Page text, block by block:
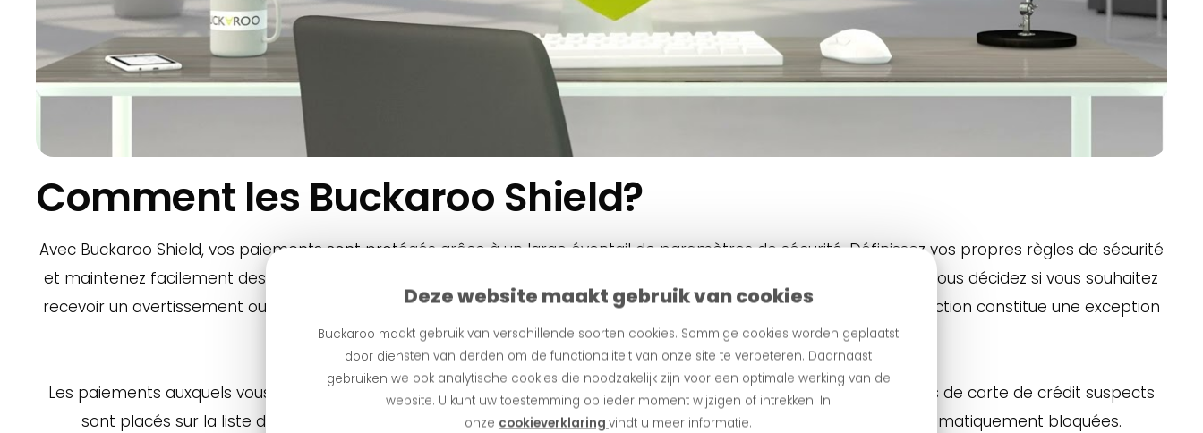
Deze website maakt gebruik van cookies
Buckaroo maakt gebruik van verschillende soorten cookies. Sommige cookies worden geplaatst
door diensten van derden om de functionaliteit van onze site te verbeteren. Daarnaast
gebruiken we ook analytische cookies die noodzakelijk zijn voor een optimale werking van de
website. U kunt uw toestemming op ieder moment wijzigen of intrekken. In
onze cookieverklaring vindt u meer informatie.
Comment les Buckaroo Shield?
Avec Buckaroo Shield, vos paiements sont protégés grâce à un large éventail de paramètres de sécurité. Définissez vos propres règles de sécurité
et maintenez facilement des listes de blocage et de confiance. En cas de transaction potentiellement frauduleuse, vous décidez si vous souhaitez
recevoir un avertissement ou si la transaction doit être rejetée immédiatement. Vous décidez également si la transaction constitue une exception
et peut donc être effectuée normalement.
Payer en ligne en toute sécurité n'a jamais été aussi simple !
Les paiements auxquels vous faites confiance sont placés sur la liste de confiance et les adresses IP ou les numéros de carte de crédit suspects
sont placés sur la liste de blocage. Les transactions suivantes présentant les mêmes caractéristiques sont automatiquement bloquées.